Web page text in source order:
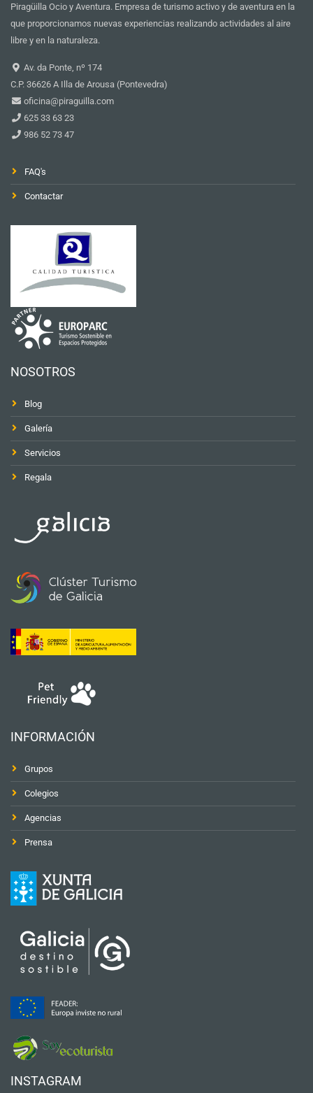
Piragüilla Ocio y Aventura. Empresa de turismo activo y de aventura en la
que proporcionamos nuevas experiencias realizando actividades al aire
libre y en la naturaleza.
Av. da Ponte, nº 174
C.P. 36626 A Illa de Arousa (Pontevedra)
oficina@piraguilla.com
625 33 63 23
986 52 73 47
FAQ's
Contactar
NOSOTROS
Blog
Galería
Servicios
Regala
INFORMACIÓN
Grupos
Colegios
Agencias
Prensa
INSTAGRAM